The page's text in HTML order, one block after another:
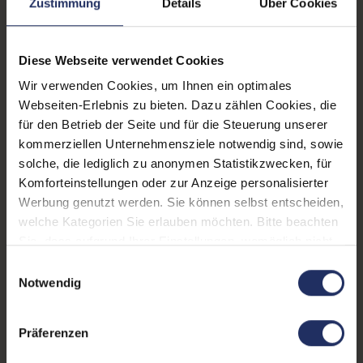
Diese Webseite verwendet Cookies
Wir verwenden Cookies, um Ihnen ein optimales
Webseiten-Erlebnis zu bieten. Dazu zählen Cookies, die
für den Betrieb der Seite und für die Steuerung unserer
kommerziellen Unternehmensziele notwendig sind, sowie
solche, die lediglich zu anonymen Statistikzwecken, für
Komforteinstellungen oder zur Anzeige personalisierter
Werbung genutzt werden. Sie können selbst entscheiden,
welche Kategorien Sie erlauben möchten. Bitte beachten
Weitere Informationen finden Sie in
Notwendig
Präferenzen
Grading: Fair
Displaygröße: 12,3 Zoll
Displayauflösung: 2736 x 1824
Displayart: Touchscreen
Prozessor:
Intel Core i7 1165G7 @ 2,8
GHz
CPU Generation: 11
Prozessorkerne: